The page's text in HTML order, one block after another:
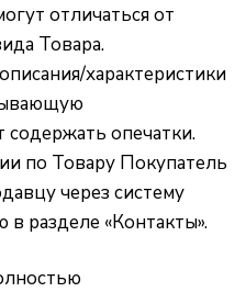
отличаться от
Товара.
характеристики
опечатки.
по Товару Покупатель
через систему
в разделе «Контакты».